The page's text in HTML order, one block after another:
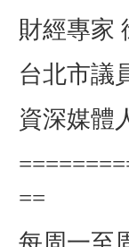
財經專家
台北市議
資深媒體
==